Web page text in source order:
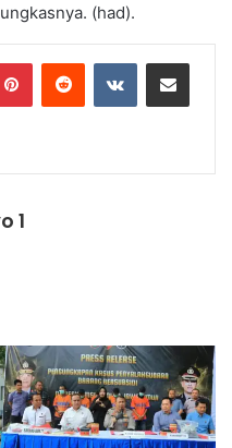
(had).
PinterestReddit VKontakteShare via Email
1